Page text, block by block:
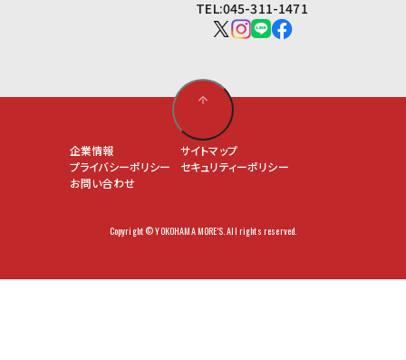
TEL:045-311-1471
企業情報
サイトマップ
プライバシーポリシー
セキュリティーポリシー
お問い合わせ
Copyright © YOKOHAMA MORE'S. All rights reserved.